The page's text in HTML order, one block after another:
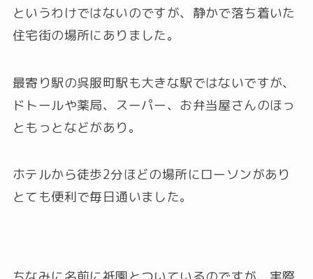
というわけではないのですが、静かで落ち着いた
住宅街の場所にありました。
最寄り駅の呉服町駅も大きな駅ではないですが、
ドトールや薬局、スーパー、お弁当屋さんのほっ
ともっとなどがあり。
ホテルから徒歩2分ほどの場所にローソンがあり
とても便利で毎日通いました。